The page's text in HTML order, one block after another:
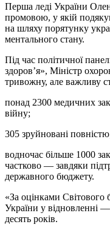
Перша леді України
промовою, у якій
на шляху порятунку
ментального стану.
Під час політичної
здоров’я», Міністр
тривожну, але важливу
понад 2300 медичних
війну;
305 зруйновані
водночас більше 1000
частково — завдяки
державного бюджету.
«За оцінками Світового
України у відновленні
десять років.